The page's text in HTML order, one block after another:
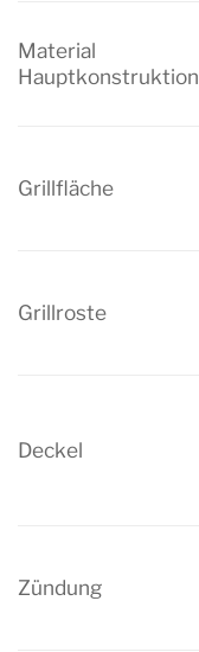
Material
Hauptkonstruktion
Grillfläche
Grillroste
Deckel
Zündung